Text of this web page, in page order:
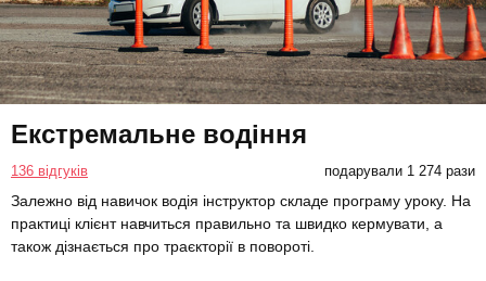
Екстремальне водіння
136 відгуків подарували 1 274 рази
Залежно від навичок водія інструктор складе програму уроку. На
практиці клієнт навчиться правильно та швидко кермувати, а
також дізнається про траєкторії в повороті.